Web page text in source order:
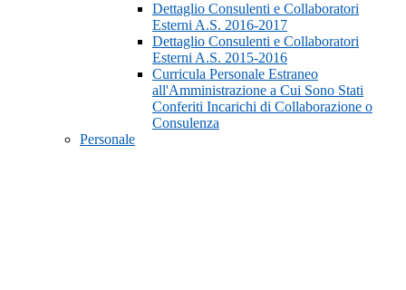
Dettaglio Consulenti e Collaboratori
Esterni A.S. 2016-2017
Dettaglio Consulenti e Collaboratori
Esterni A.S. 2015-2016
Curricula Personale Estraneo
all'Amministrazione a Cui Sono Stati
Conferiti Incarichi di Collaborazione o
Consulenza
Personale